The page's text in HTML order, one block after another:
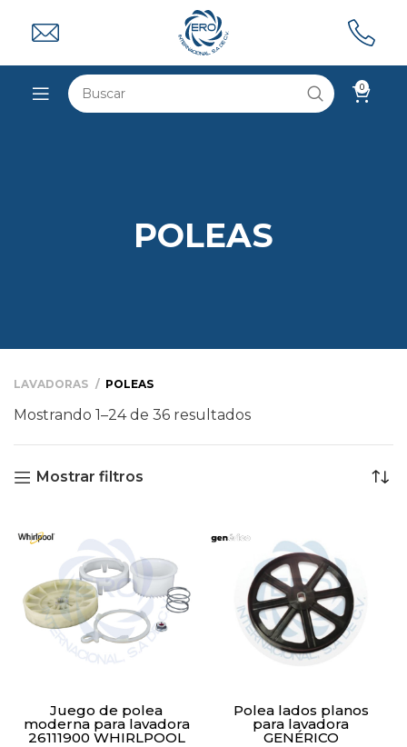
0
POLEAS
LAVADORAS POLEAS
Mostrando 1–24 de 36 resultados
Mostrar filtros
Juego de polea
moderna para lavadora
26111900 WHIRLPOOL
Polea lados planos
para lavadora
GENÉRICO